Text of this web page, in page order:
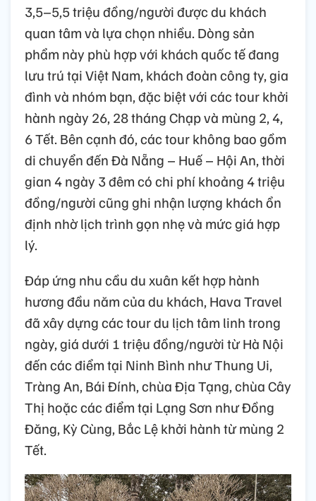
3,5–5,5 triệu đồng/người được du khách
quan tâm và lựa chọn nhiều. Dòng sản
phẩm này phù hợp với khách quốc tế đang
lưu trú tại Việt Nam, khách đoàn công ty, gia
đình và nhóm bạn, đặc biệt với các tour khởi
hành ngày 26, 28 tháng Chạp và mùng 2, 4,
6 Tết. Bên cạnh đó, các tour không bao gồm
di chuyển đến Đà Nẵng – Huế – Hội An, thời
gian 4 ngày 3 đêm có chi phí khoảng 4 triệu
đồng/người cũng ghi nhận lượng khách ổn
định nhờ lịch trình gọn nhẹ và mức giá hợp
lý.
Đáp ứng nhu cầu du xuân kết hợp hành
hương đầu năm của du khách, Hava Travel
đã xây dựng các tour du lịch tâm linh trong
ngày, giá dưới 1 triệu đồng/người từ Hà Nội
đến các điểm tại Ninh Bình như Thung Ui,
Tràng An, Bái Đính, chùa Địa Tạng, chùa Cây
Thị hoặc các điểm tại Lạng Sơn như Đồng
Đăng, Kỳ Cùng, Bắc Lệ khởi hành từ mùng 2
Tết.